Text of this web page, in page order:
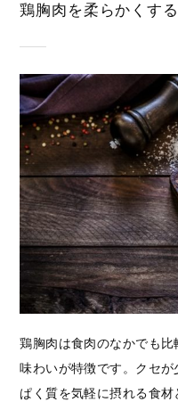
鶏胸肉を柔らかくす
鶏胸肉は食肉のなかでも
味わいが特徴です。クセ
ぱく質を気軽に摂れる食